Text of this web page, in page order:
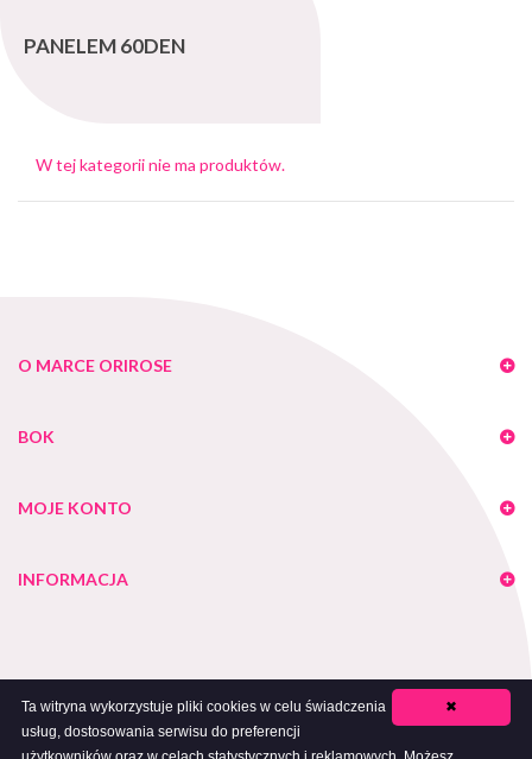
PANELEM 60DEN
W tej kategorii nie ma produktów.
O MARCE ORIROSE
BOK
MOJE KONTO
INFORMACJA
Copyright 2018 Orirose - Bielizna Wyszczuplająca. All Rights Reserved
✖
Ta witryna wykorzystuje pliki cookies w celu świadczenia
usług, dostosowania serwisu do preferencji